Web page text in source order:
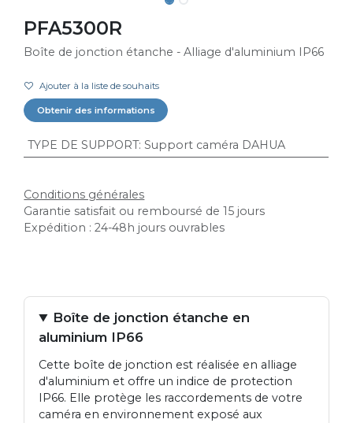
PFA5300R
Boîte de jonction étanche - Alliage d'aluminium IP66
Ajouter à la liste de souhaits
Obtenir des informations
TYPE DE SUPPORT: Support caméra DAHUA
Conditions générales
Garantie satisfait ou remboursé de 15 jours
Expédition : 24-48h jours ouvrables
Boîte de jonction étanche en
aluminium IP66
Cette boîte de jonction est réalisée en alliage
d'aluminium et offre un indice de protection
IP66. Elle protège les raccordements de votre
caméra en environnement exposé aux